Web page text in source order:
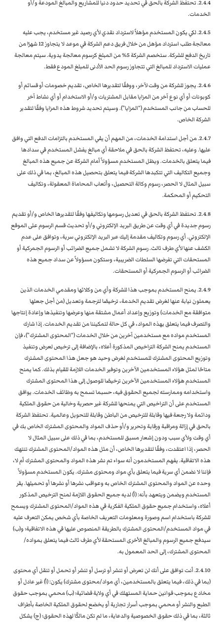
2.4.4. تحتفظ الشركة بالحق في تحديد حدود دنيا للمشاريع والمبالغ المودعة و/أو
الخدمات.
2.4.5. لكي يكون المستخدم مؤهلاً لاسترداد نقدي لأي رصيد غير مستخدم، يجب عليه
معالجة طلب استرداد مؤهل من خلال فريق دعم الشركة في موعد لا يتجاوز 12 شهرًا من
تاريخ الدفع للشركة. ستخصم الشركة 5% من المبلغ كرسوم معالجة يدوية. سيتم معالجة
عمليات الاسترداد للمبالغ التي تتجاوز رسوم الحد الأدنى للمبلغ المودع فقط.
2.4.6. يجوز للشركة من وقت لآخر، ووفقًا لتقديرها الخاص، تقديم خصومات أو قسائم أو
كوبونات أو أي نوع آخر من المزايا مقابل المشتريات و/أو الاستخدام أو أي نشاط آخر
للحساب من جانب المستخدم (“المزايا”). وسيتم تحديد شروط هذه المزايا وفقًا لتقدير
الشركة الخاص.
2.4.7. من أجل استدامة الخدمات، من المهم أن يفي المستخدم بالتزامات الدفع التي وافق
عليها. وعليه، تحتفظ الشركة بالحق في ملاحقة أي مبالغ يفشل المستخدم في سدادها
فيما يتعلق بالخدمات. ويظل المستخدم مسؤولاً أمام الشركة عن جميع هذه المبالغ
وجميع التكاليف التي تتكبدها الشركة فيما يتعلق بتحصيل هذه المبالغ، بما في ذلك على
سبيل المثال لا الحصر، رسوم وكالة التحصيل، وأتعاب المحاماة المعقولة، وتكاليف
التحكيم أو المحكمة.
2.4.8. تحتفظ الشركة بالحق في تعديل رسومها وتكاليفها وفقًا لتقديرها الخاص و/أو تقديم
رسوم جديدة في أي وقت عن طريق البريد الإلكتروني و/أو تحديث قسم الرسوم على الموقع
الإلكتروني. أي رسوم وتكاليف مقدمة إليك عبر البريد الإلكتروني سرية، وتوافق على عدم
الكشف عنها لأي طرف ثالث. رسوم الشركة لا تشمل جميع الضرائب أو الرسوم الجمركية أو
المستحقات التي تفرضها السلطات الضريبية، وستكون مسؤولاً عن سداد جميع هذه
الضرائب أو الرسوم الجمركية أو المستحقات.
2.4.9. يمنح المستخدم بموجب هذا للشركة وأي من وكلائها ومقدمي الخدمات الذين
يعملون نيابة عنها لغرض تقديم الخدمة، ترخيصًا لترجمة وتعديل (من أجل جعلها
متوافقة مع الخدمات) وتوزيع وإعداد أعمال مشتقة منها وعرضها وتنفيذها وإعادة إنتاجها
والتصرف فيما يتعلق بهذه المواد، في كل حالة لتمكيننا من تقديم الخدمات. إذا شارك
المستخدم مواده مع مستخدمين آخرين من خلال الخدمات (“المحتوى المشترك”)، فإن
المستخدم يمنح الشركة التراخيص المذكورة أعلاه، بالإضافة إلى ترخيص لعرض وتنفيذ
وتوزيع المحتوى المشترك للمستخدم لغرض وحيد هو جعل هذا المحتوى المشترك
متاحًا لمثل هؤلاء المستخدمين الآخرين وتوفير الخدمات اللازمة للقيام بذلك. كما يمنح
المستخدم هؤلاء المستخدمين الآخرين ترخيصًا للوصول إلى هذا المحتوى المشترك
واستخدامه وممارسته لجميع الحقوق فيه، حسبما تسمح به وظائف الخدمات. يوافق
المستخدم على أن التراخيص التي يمنحها للشركة غير حصرية وخالية من حقوق الملكية
ودائمة ولا رجعة فيها وقابلة للترخيص من الباطن وقابلة للتحويل وعالمية. تحتفظ الشركة
بالحق في إزالة ومراقبة ورقابة وتحرير و/أو حذف المواد والمحتوى المشترك الخاص بك في
أي وقت ولأي سبب ودون إشعار مسبق للمستخدم، بما في ذلك على سبيل المثال لا
الحصر، إذا اعتقدت، وفقًا لتقديرها الخاص، أن مثل هذه المواد/المحتوى المشترك تنتهك
هذه الاتفاقية. يفهم المستخدمون أنه سواء تم نشر هذه المواد والمحتوى المشترك أم لا،
فإننا لا نضمن أي سرية فيما يتعلق بأي مواد ومحتوى مشترك. يكون المستخدم مسؤولاً
وحده عن المواد والمحتوى المشترك الخاص به وعواقب نشرها أو نشرها أو تحميلها. يقر
المستخدم ويضمن ويتعهد بأنه: (أ) لديه جميع الحقوق اللازمة لمنح الترخيص المذكور
أعلاه، واستخدام جميع حقوق الملكية الفكرية في هذه المواد/المحتوى المشترك ويسمح
للشركة باستخدام اسم وصورة ومعلومات التعريف الخاصة بأي شخص يمكن التعرف عليه
في مواد المستخدم/المحتوى المشترك بالطريقة المنصوص عليها في هذه الاتفاقية؛ و(ب)
سيدفع جميع الرسوم والمبالغ الأخرى المستحقة لأي طرف ثالث فيما يتعلق بمواده/
المحتوى المشترك، إلى الحد المعمول به.
2.4.10. أنت توافق على أنك لن تعرض أو تنشر أو ترسل أو تنشر أو تحمل أو تنقل أي محتوى
(بما في ذلك، فيما يتعلق بالمستخدمين، أي مواد/محتوى مشترك) يكون: (أ) غير عادل أو
مخادع بموجب قوانين حماية المستهلك في أي ولاية قضائية؛ (ب) محمي بموجب حقوق
الطبع والنشر أو محمي بموجب أسرار تجارية أو يخضع لحقوق الملكية الخاصة بأطراف
ثالثة، بما في ذلك حقوق الخصوصية والدعاية، ما لم تكن مالكًا لهذه الحقوق؛ (ج) يشكل